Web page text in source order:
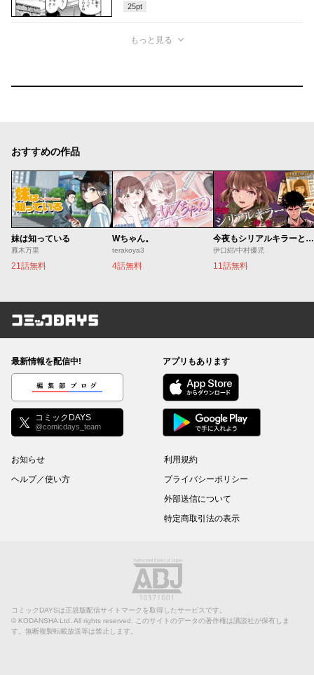
25pt
もっと見る
おすすめの作品
妹は知っている
雁木万里
21話無料
Wちゃん。
terakoya3
4話無料
今夜もシリアルキラーと待ち合わせ
伊口紺/中村優児
11話無料
コミックDAYS
最新情報を配信中!
編集部ブログ
コミックDAYS
@comicdays_team
アプリもあります
お知らせ
ヘルプ／使い方
利用規約
プライバシーポリシー
外部送信について
特定商取引法の表示
コミックDAYSは正規版配信サイトマークを取得したサービスです。
© KODANSHA Ltd. All rights reserved. このサイトのデータの著作権は講談社が保有しま
す。無断複製転載放送等は禁止します。